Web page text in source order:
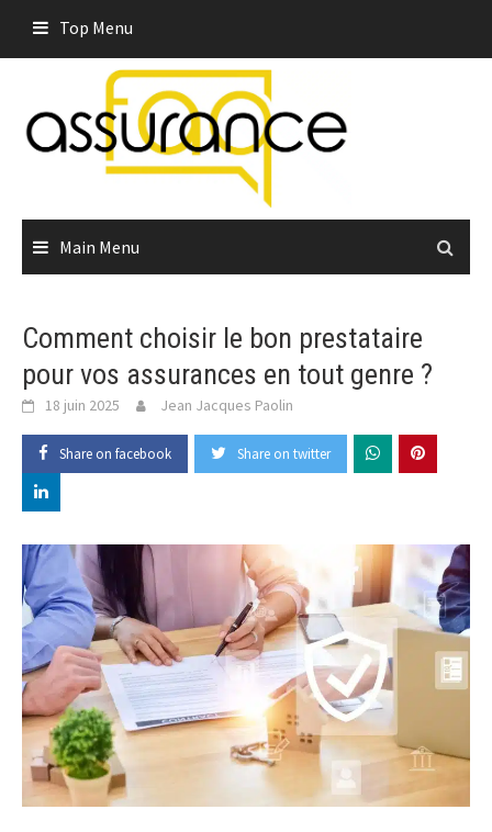
content
Top Menu
Main Menu
Comment choisir le bon prestataire
pour vos assurances en tout genre ?
18 juin 2025 Jean Jacques Paolin
Share on facebook Share on twitter